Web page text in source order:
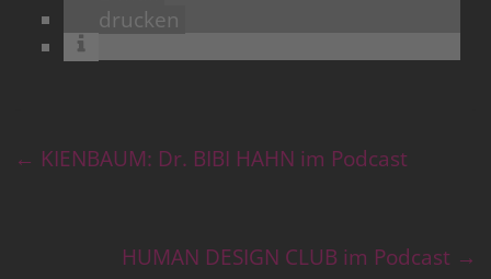
drucken
← KIENBAUM: Dr. BIBI HAHN im Podcast
HUMAN DESIGN CLUB im Podcast →